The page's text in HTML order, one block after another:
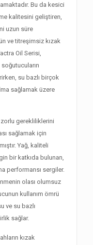
Bu da kesici
kalitesini geliştiren,
uzun süre
ve titreşimsiz kızak
Oil Serisi,
soğutucuların
su bazlı birçok
sağlamak üzere
zorlu gerekliliklerini
sağlamak için
Yağ, kaliteli
bir katkıda bulunan,
performansı sergiler.
olası olumsuz
kullanım ömrü
ve su bazlı
sağlar.
kızak